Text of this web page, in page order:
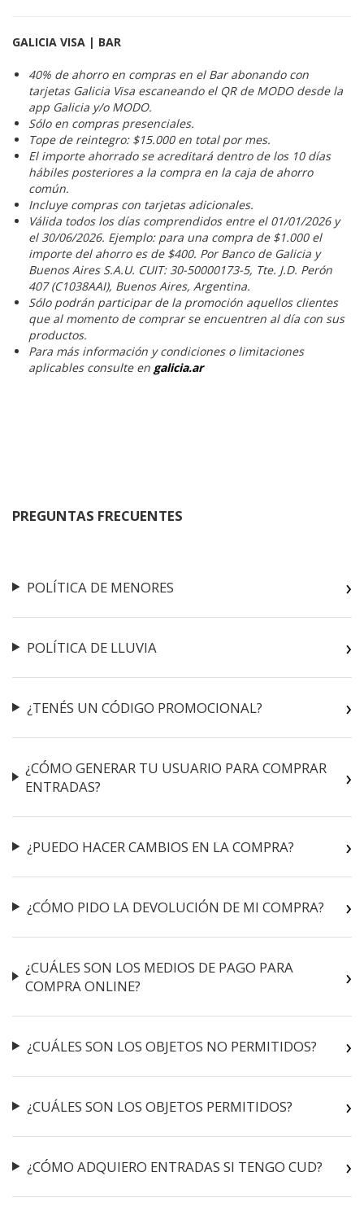
GALICIA VISA | BAR
40% de ahorro en compras en el Bar abonando con
tarjetas Galicia Visa escaneando el QR de MODO desde la
app Galicia y/o MODO.
Sólo en compras presenciales.
Tope de reintegro: $15.000 en total por mes.
El importe ahorrado se acreditará dentro de los 10 días
hábiles posteriores a la compra en la caja de ahorro
común.
Incluye compras con tarjetas adicionales.
Válida todos los días comprendidos entre el 01/01/2026 y
el 30/06/2026. Ejemplo: para una compra de $1.000 el
importe del ahorro es de $400. Por Banco de Galicia y
Buenos Aires S.A.U. CUIT: 30-50000173-5, Tte. J.D. Perón
407 (C1038AAI), Buenos Aires, Argentina.
Sólo podrán participar de la promoción aquellos clientes
que al momento de comprar se encuentren al día con sus
productos.
Para más información y condiciones o limitaciones
aplicables consulte en galicia.ar
PREGUNTAS FRECUENTES
POLÍTICA DE MENORES
POLÍTICA DE LLUVIA
¿TENÉS UN CÓDIGO PROMOCIONAL?
¿CÓMO GENERAR TU USUARIO PARA COMPRAR
ENTRADAS?
¿PUEDO HACER CAMBIOS EN LA COMPRA?
¿CÓMO PIDO LA DEVOLUCIÓN DE MI COMPRA?
¿CUÁLES SON LOS MEDIOS DE PAGO PARA
COMPRA ONLINE?
¿CUÁLES SON LOS OBJETOS NO PERMITIDOS?
¿CUÁLES SON LOS OBJETOS PERMITIDOS?
¿CÓMO ADQUIERO ENTRADAS SI TENGO CUD?